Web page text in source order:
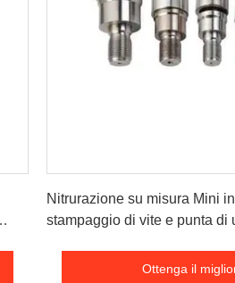
Nitrurazione su misura Mini
stampaggio di vite e punta di
Ottenga il